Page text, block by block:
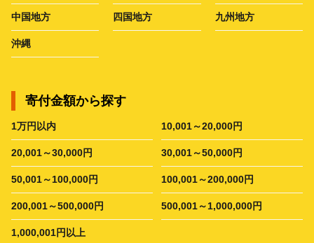
中国地方 四国地方 九州地方
沖縄
寄付金額から探す
1万円以内 10,001～20,000円
20,001～30,000円 30,001～50,000円
50,001～100,000円 100,001～200,000円
200,001～500,000円 500,001～1,000,000円
1,000,001円以上